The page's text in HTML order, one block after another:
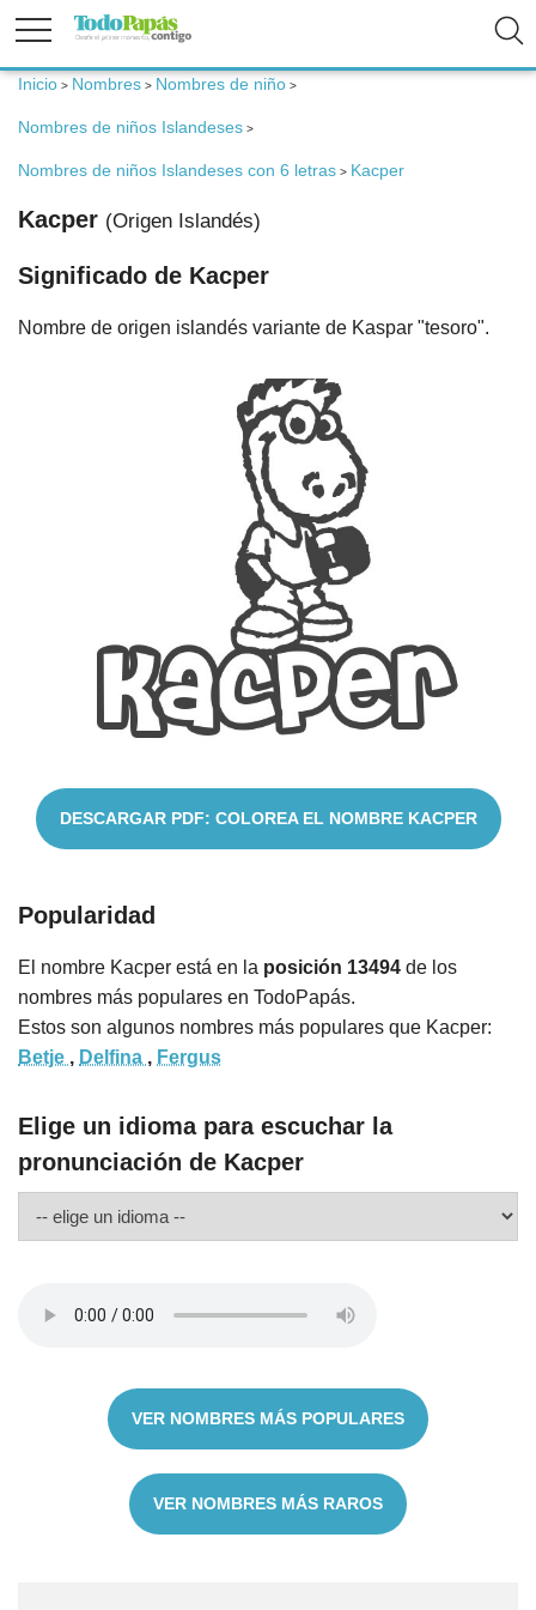
Bebé
Niños
Inicio > Nombres > Nombres de niño >
Nombres de niños Islandeses >
Nombres de niños Islandeses con 6 letras > Kacper
Kacper (Origen Islandés)
Significado de Kacper
Nombre de origen islandés variante de Kaspar "tesoro".
DESCARGAR PDF: COLOREA EL NOMBRE KACPER
Popularidad
El nombre Kacper está en la posición 13494 de los
nombres más populares en TodoPapás.
Estos son algunos nombres más populares que Kacper:
Betje , Delfina , Fergus
Elige un idioma para escuchar la
pronunciación de Kacper
VER NOMBRES MÁS POPULARES
VER NOMBRES MÁS RAROS